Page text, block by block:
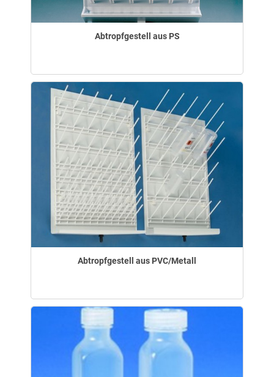
Abtropfgestell aus PS
Abtropfgestell aus PVC/Metall